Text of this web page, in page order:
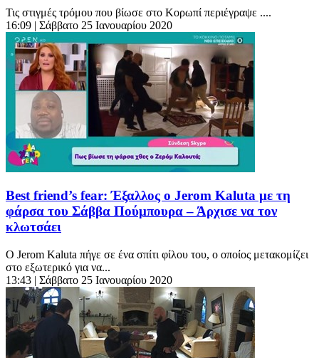
Τις στιγμές τρόμου που βίωσε στο Κορωπί περιέγραψε ....
16:09 | Σάββατο 25 Ιανουαρίου 2020
Best friend’s fear: Έξαλλος ο Jerom Kaluta με τη
φάρσα του Σάββα Πούμπουρα – Άρχισε να τον
κλωτσάει
Ο Jerom Kaluta πήγε σε ένα σπίτι φίλου του, ο οποίος μετακομίζει
στο εξωτερικό για να...
13:43 | Σάββατο 25 Ιανουαρίου 2020